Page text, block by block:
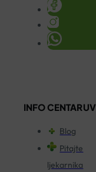
INFO CENTAR
Blog
Pitajte
ljekarnika